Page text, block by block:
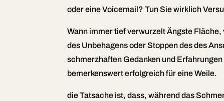
oder eine Voicemail? Tun Sie wirklich
Wann immer tief verwurzelt Ängste
des Unbehagens oder Stoppen des des
schmerzhaften Gedanken und
bemerkenswert erfolgreich für eine Weile.
die Tatsache ist, dass, während das